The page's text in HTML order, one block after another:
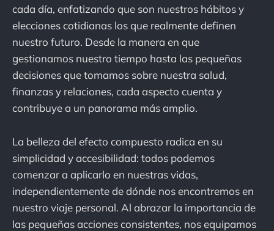
cada día, enfatizando que son nuestros hábitos y
elecciones cotidianas los que realmente definen
nuestro futuro. Desde la manera en que
gestionamos nuestro tiempo hasta las pequeñas
decisiones que tomamos sobre nuestra salud,
finanzas y relaciones, cada aspecto cuenta y
contribuye a un panorama más amplio.
La belleza del efecto compuesto radica en su
simplicidad y accesibilidad: todos podemos
comenzar a aplicarlo en nuestras vidas,
independientemente de dónde nos encontremos en
nuestro viaje personal. Al abrazar la importancia de
las pequeñas acciones consistentes, nos equipamos